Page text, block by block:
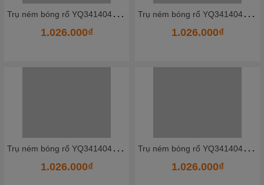
T
rụ ném bóng rổ YQ341404_7 - HKCBR13
1.026.000₫
T
rụ ném bóng rổ YQ341404_6 - HKCBR12
1.026.000₫
T
rụ ném bóng rổ YQ341404_5 - HKCBR11
1.026.000₫
T
rụ ném bóng rổ YQ341404_4 - HKCBR10
1.026.000₫